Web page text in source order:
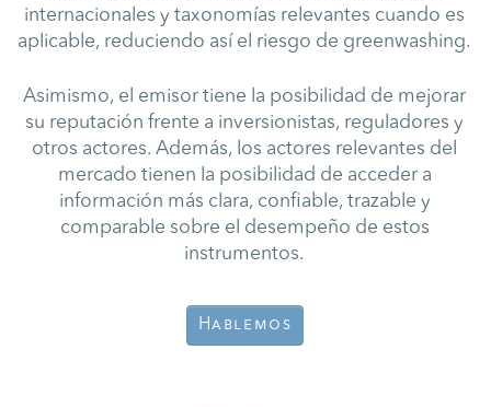
internacionales y taxonomías relevantes cuando es
aplicable, reduciendo así el riesgo de greenwashing.
Asimismo, el emisor tiene la posibilidad de mejorar
su reputación frente a inversionistas, reguladores y
otros actores. Además, los actores relevantes del
mercado tienen la posibilidad de acceder a
información más clara, confiable, trazable y
comparable sobre el desempeño de estos
instrumentos.
Hablemos